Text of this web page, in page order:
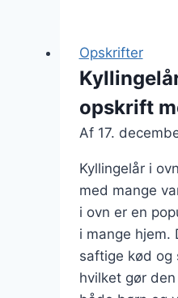
og
chili
Opskrifter
opskrift
Af 17.
Kyllingelår i
med mange
i ovn er en
i mange hjem.
saftige kød og
hvilket gør